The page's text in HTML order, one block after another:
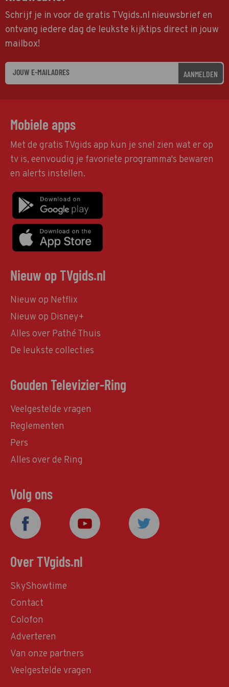
Schrijf je in voor de gratis TVgids.nl nieuwsbrief en
ontvang iedere dag de leukste kijktips direct in jouw
mailbox!
AANMELDEN
Mobiele apps
Met de gratis TVgids app kun je snel zien wat er op
tv is, eenvoudig je favoriete programma's bewaren
en alerts instellen.
Nieuw op TVgids.nl
Nieuw op Netflix
Nieuw op Disney+
Alles over Pathé Thuis
De leukste collecties
Gouden Televizier-Ring
Veelgestelde vragen
Reglementen
Pers
Alles over de Ring
Volg ons
Over TVgids.nl
SkyShowtime
Contact
Colofon
Adverteren
Van onze partners
Veelgestelde vragen